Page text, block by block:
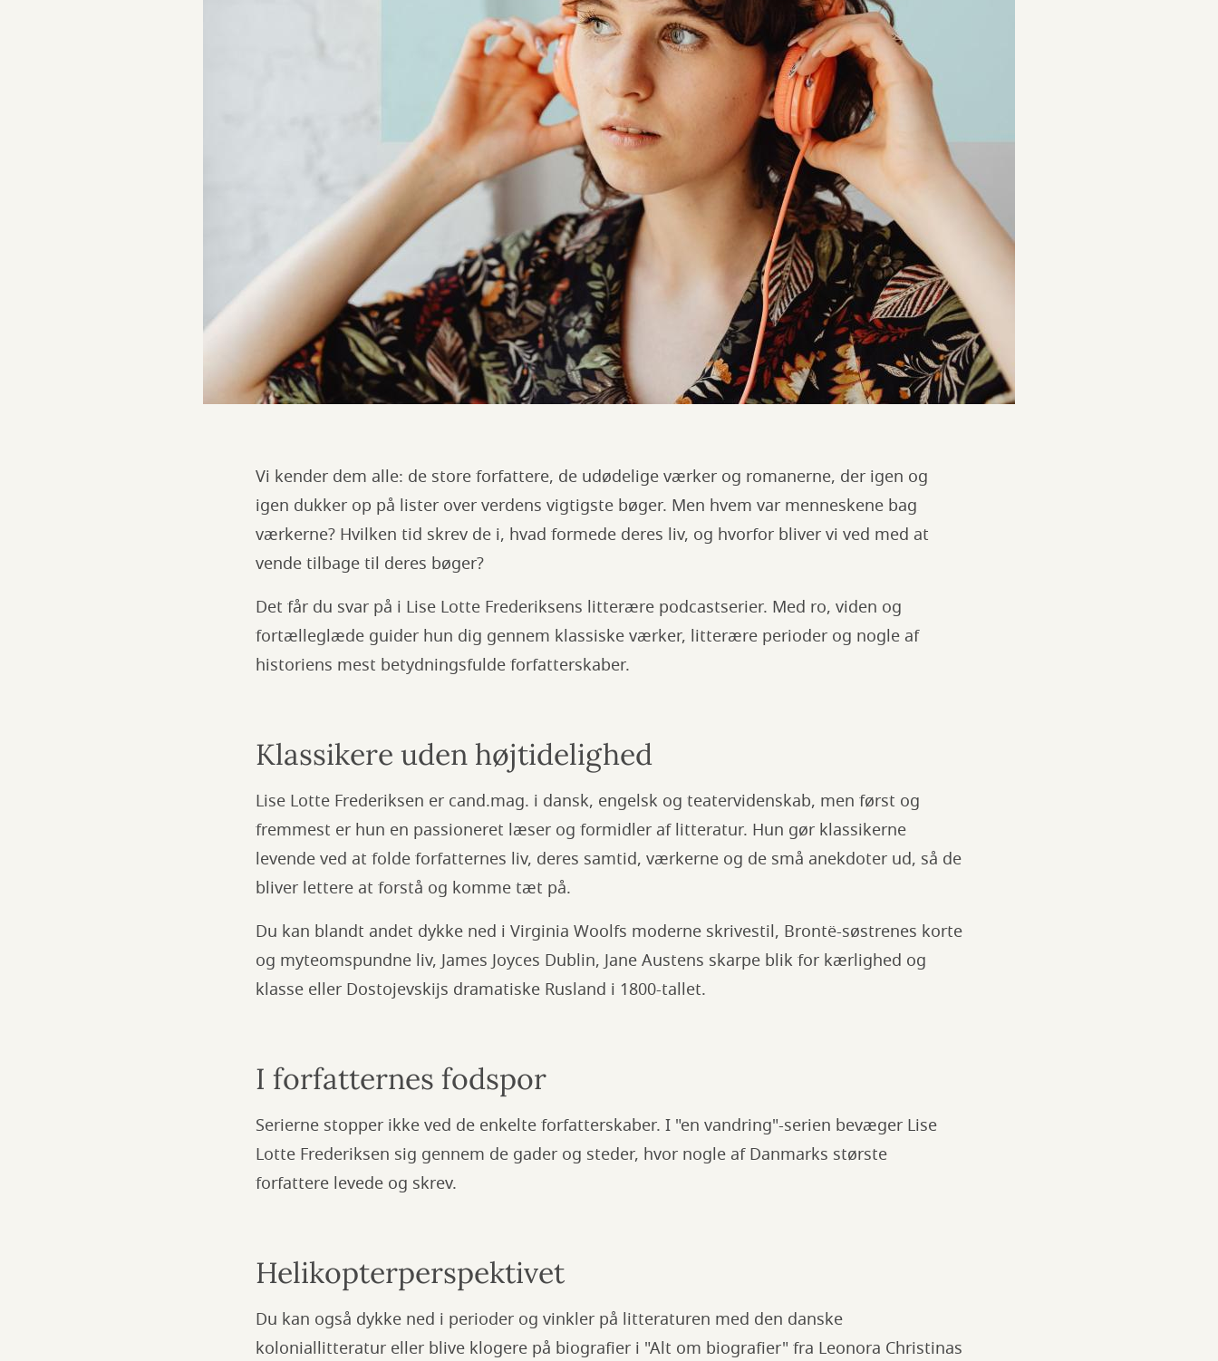
Vi kender dem alle: de store forfattere, de udødelige værker og romanerne, der igen og
igen dukker op på lister over verdens vigtigste bøger. Men hvem var menneskene bag
værkerne? Hvilken tid skrev de i, hvad formede deres liv, og hvorfor bliver vi ved med at
vende tilbage til deres bøger?
Det får du svar på i Lise Lotte Frederiksens litterære podcastserier. Med ro, viden og
fortælleglæde guider hun dig gennem klassiske værker, litterære perioder og nogle af
historiens mest betydningsfulde forfatterskaber.
Klassikere uden højtidelighed
Lise Lotte Frederiksen er cand.mag. i dansk, engelsk og teatervidenskab, men først og
fremmest er hun en passioneret læser og formidler af litteratur. Hun gør klassikerne
levende ved at folde forfatternes liv, deres samtid, værkerne og de små anekdoter ud, så de
bliver lettere at forstå og komme tæt på.
Du kan blandt andet dykke ned i Virginia Woolfs moderne skrivestil, Brontë-søstrenes korte
og myteomspundne liv, James Joyces Dublin, Jane Austens skarpe blik for kærlighed og
klasse eller Dostojevskijs dramatiske Rusland i 1800-tallet.
I forfatternes fodspor
Serierne stopper ikke ved de enkelte forfatterskaber. I "en vandring"-serien bevæger Lise
Lotte Frederiksen sig gennem de gader og steder, hvor nogle af Danmarks største
forfattere levede og skrev.
Helikopterperspektivet
Du kan også dykke ned i perioder og vinkler på litteraturen med den danske
koloniallitteratur eller blive klogere på biografier i "Alt om biografier" fra Leonora Christinas